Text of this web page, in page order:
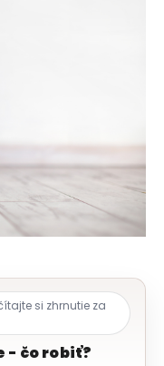
si zhrnutie za
- čo robiť?